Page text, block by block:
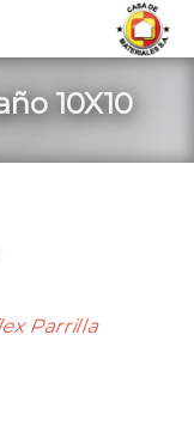
10X10
Parrilla